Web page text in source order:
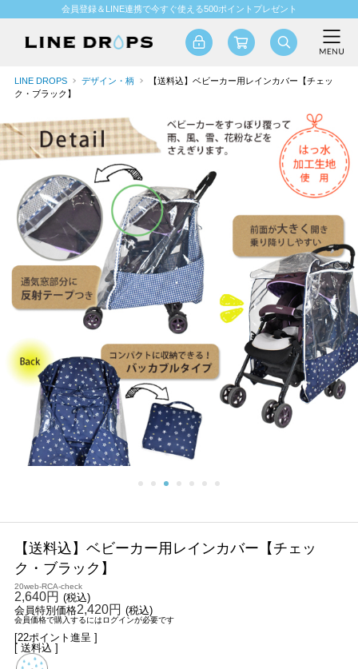
会員登録＆LINE連携で今すぐ使える500ポイントプレゼント
LINE DROPS デザイン・柄
【送料込】ベビーカー用レインカバー【チェッ
ク・ブラック】
【送料込】ベビーカー用レインカバー【チェッ
ク・ブラック】
20web-RCA-check
2,640円 (税込)
会員特別価格2,420円 (税込)
会員価格で購入するにはログインが必要です
[22ポイント進呈 ]
[ 送料込 ]